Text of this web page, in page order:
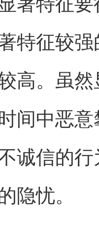
特征较
高。虽
间中恶
诚信的
隐忧。